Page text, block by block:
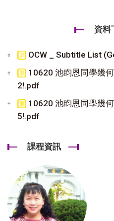
資料
OCW _ Subtitle List
10620 池盷恩同學幾
2!.pdf
10620 池盷恩同學幾
5!.pdf
課程資訊